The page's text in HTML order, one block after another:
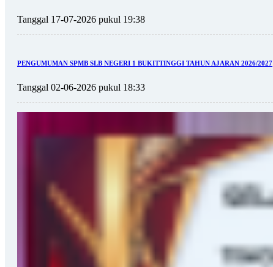
Tanggal 17-07-2026 pukul 19:38
PENGUMUMAN SPMB SLB NEGERI 1 BUKITTINGGI TAHUN AJARAN 2026/2027
Tanggal 02-06-2026 pukul 18:33